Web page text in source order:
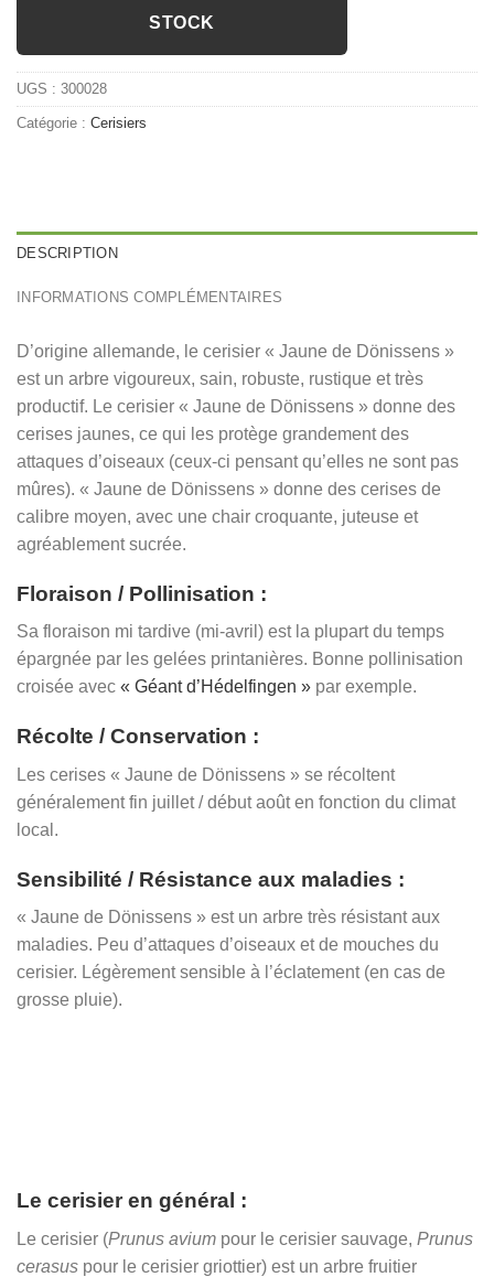
STOCK
UGS : 300028
Catégorie : Cerisiers
DESCRIPTION
INFORMATIONS COMPLÉMENTAIRES
D’origine allemande, le cerisier « Jaune de Dönissens »
est un arbre vigoureux, sain, robuste, rustique et très
productif. Le cerisier « Jaune de Dönissens » donne des
cerises jaunes, ce qui les protège grandement des
attaques d’oiseaux (ceux-ci pensant qu’elles ne sont pas
mûres). « Jaune de Dönissens » donne des cerises de
calibre moyen, avec une chair croquante, juteuse et
agréablement sucrée.
Floraison / Pollinisation :
Sa floraison mi tardive (mi-avril) est la plupart du temps
épargnée par les gelées printanières. Bonne pollinisation
croisée avec « Géant d’Hédelfingen » par exemple.
Récolte / Conservation :
Les cerises « Jaune de Dönissens » se récoltent
généralement fin juillet / début août en fonction du climat
local.
Sensibilité / Résistance aux maladies :
« Jaune de Dönissens » est un arbre très résistant aux
maladies. Peu d’attaques d’oiseaux et de mouches du
cerisier. Légèrement sensible à l’éclatement (en cas de
grosse pluie).
Le cerisier en général :
Le cerisier (Prunus avium pour le cerisier sauvage, Prunus
cerasus pour le cerisier griottier) est un arbre fruitier